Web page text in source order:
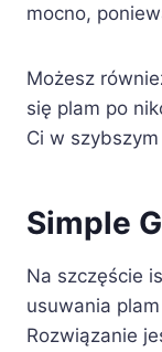
mocno,
Możesz
się plam po
Ci w
Simple
Na szczęście
usuwania
Rozwiązanie